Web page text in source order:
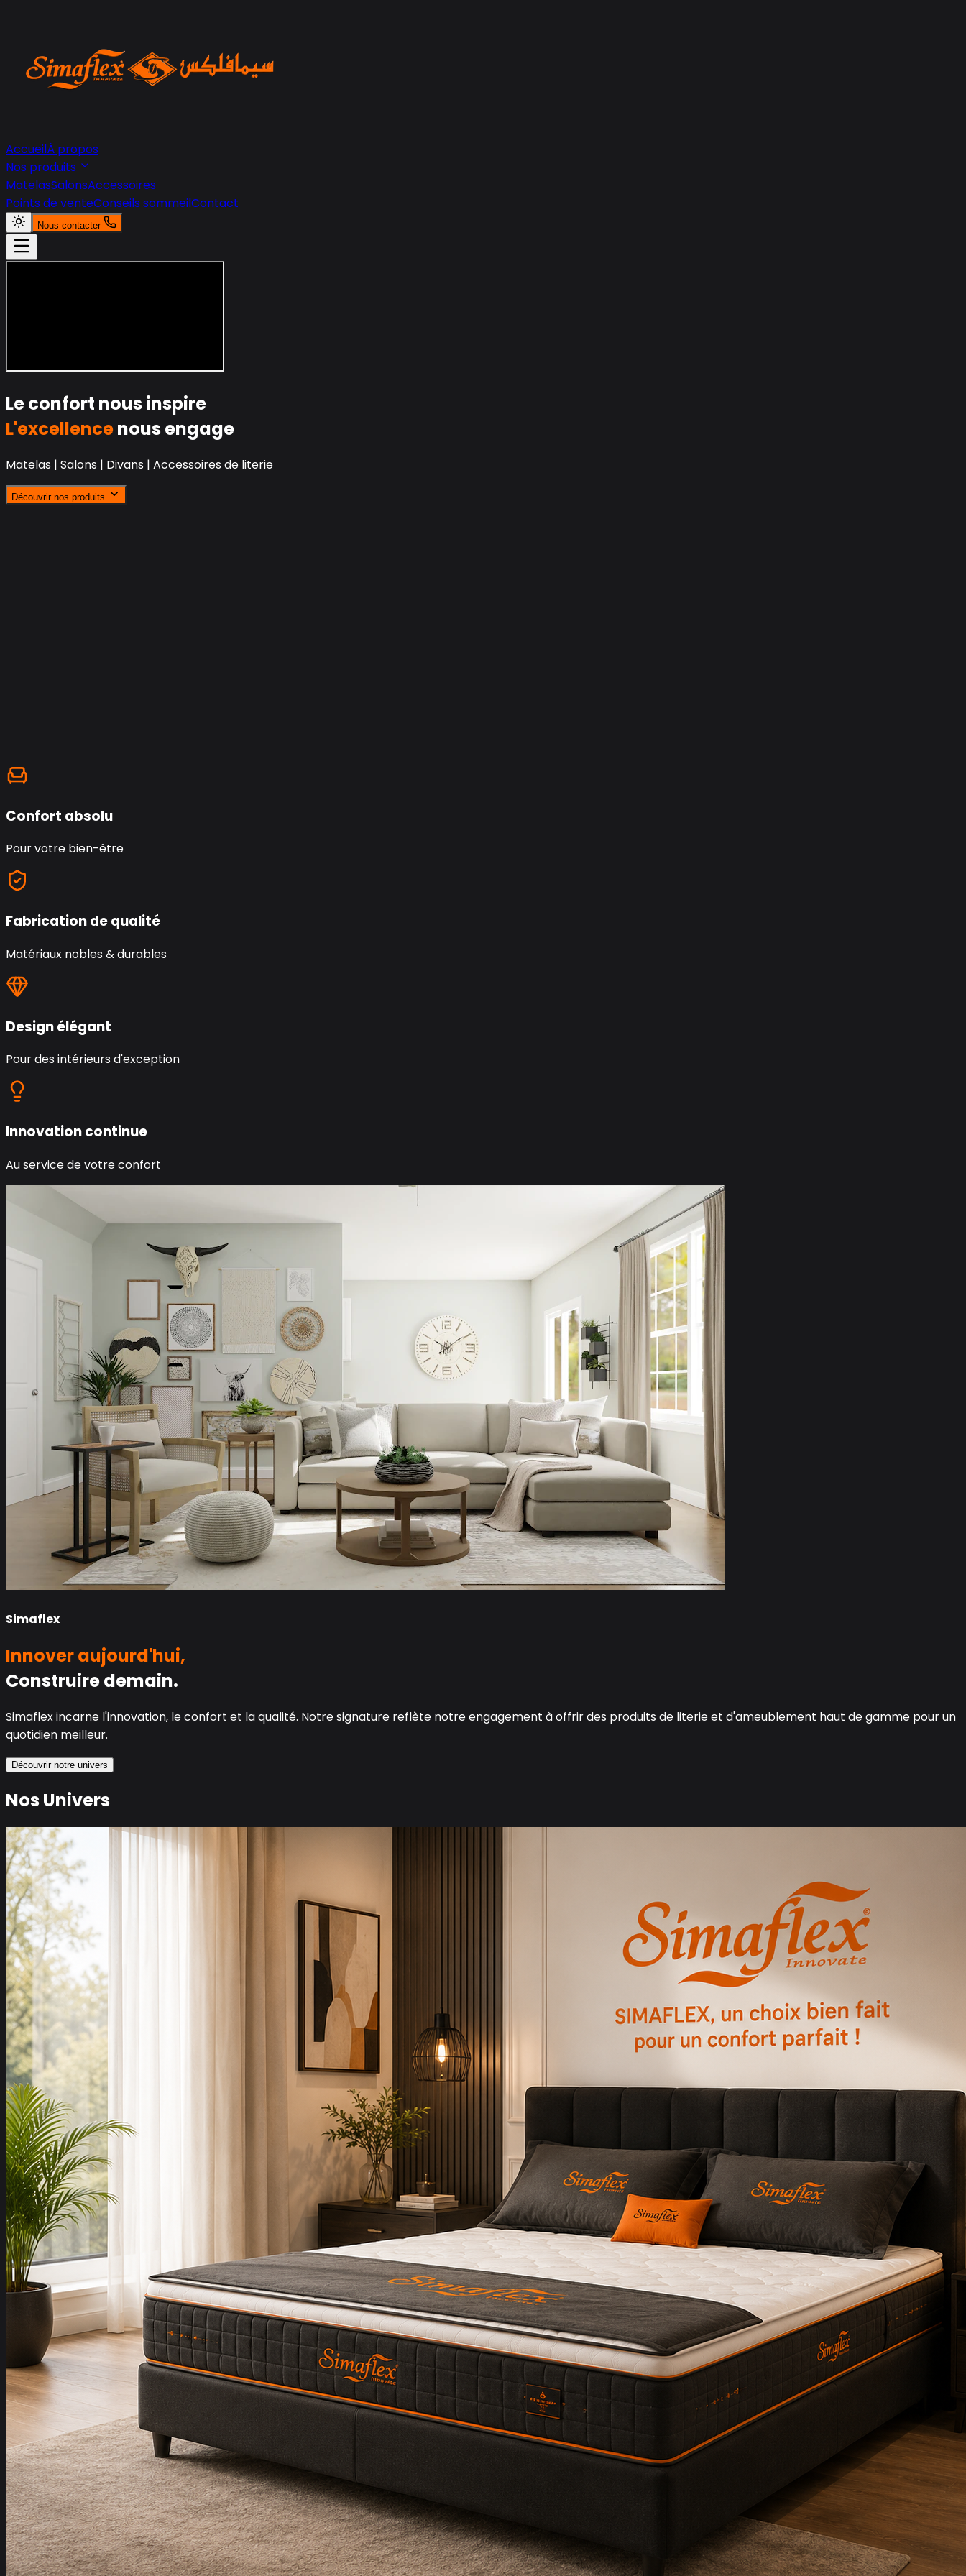
AccueilÀ propos
Nos produits
MatelasSalonsAccessoires
Points de venteConseils sommeilContact
Nous contacter
Le confort nous inspire
L'excellencenous engage
Matelas | Salons | Divans | Accessoires de literie
Découvrir nos produits
Confort absolu
Pour votre bien-être
Fabrication de qualité
Matériaux nobles & durables
Design élégant
Pour des intérieurs d'exception
Innovation continue
Au service de votre confort
Simaflex
Innover aujourd'hui,
Construire demain.
Simaflex incarne l'innovation, le confort et la qualité. Notre signature reflète notre engagement à offrir des produits de literie et d'ameublement haut de gamme pour un
quotidien meilleur.
Découvrir notre univers
Nos Univers